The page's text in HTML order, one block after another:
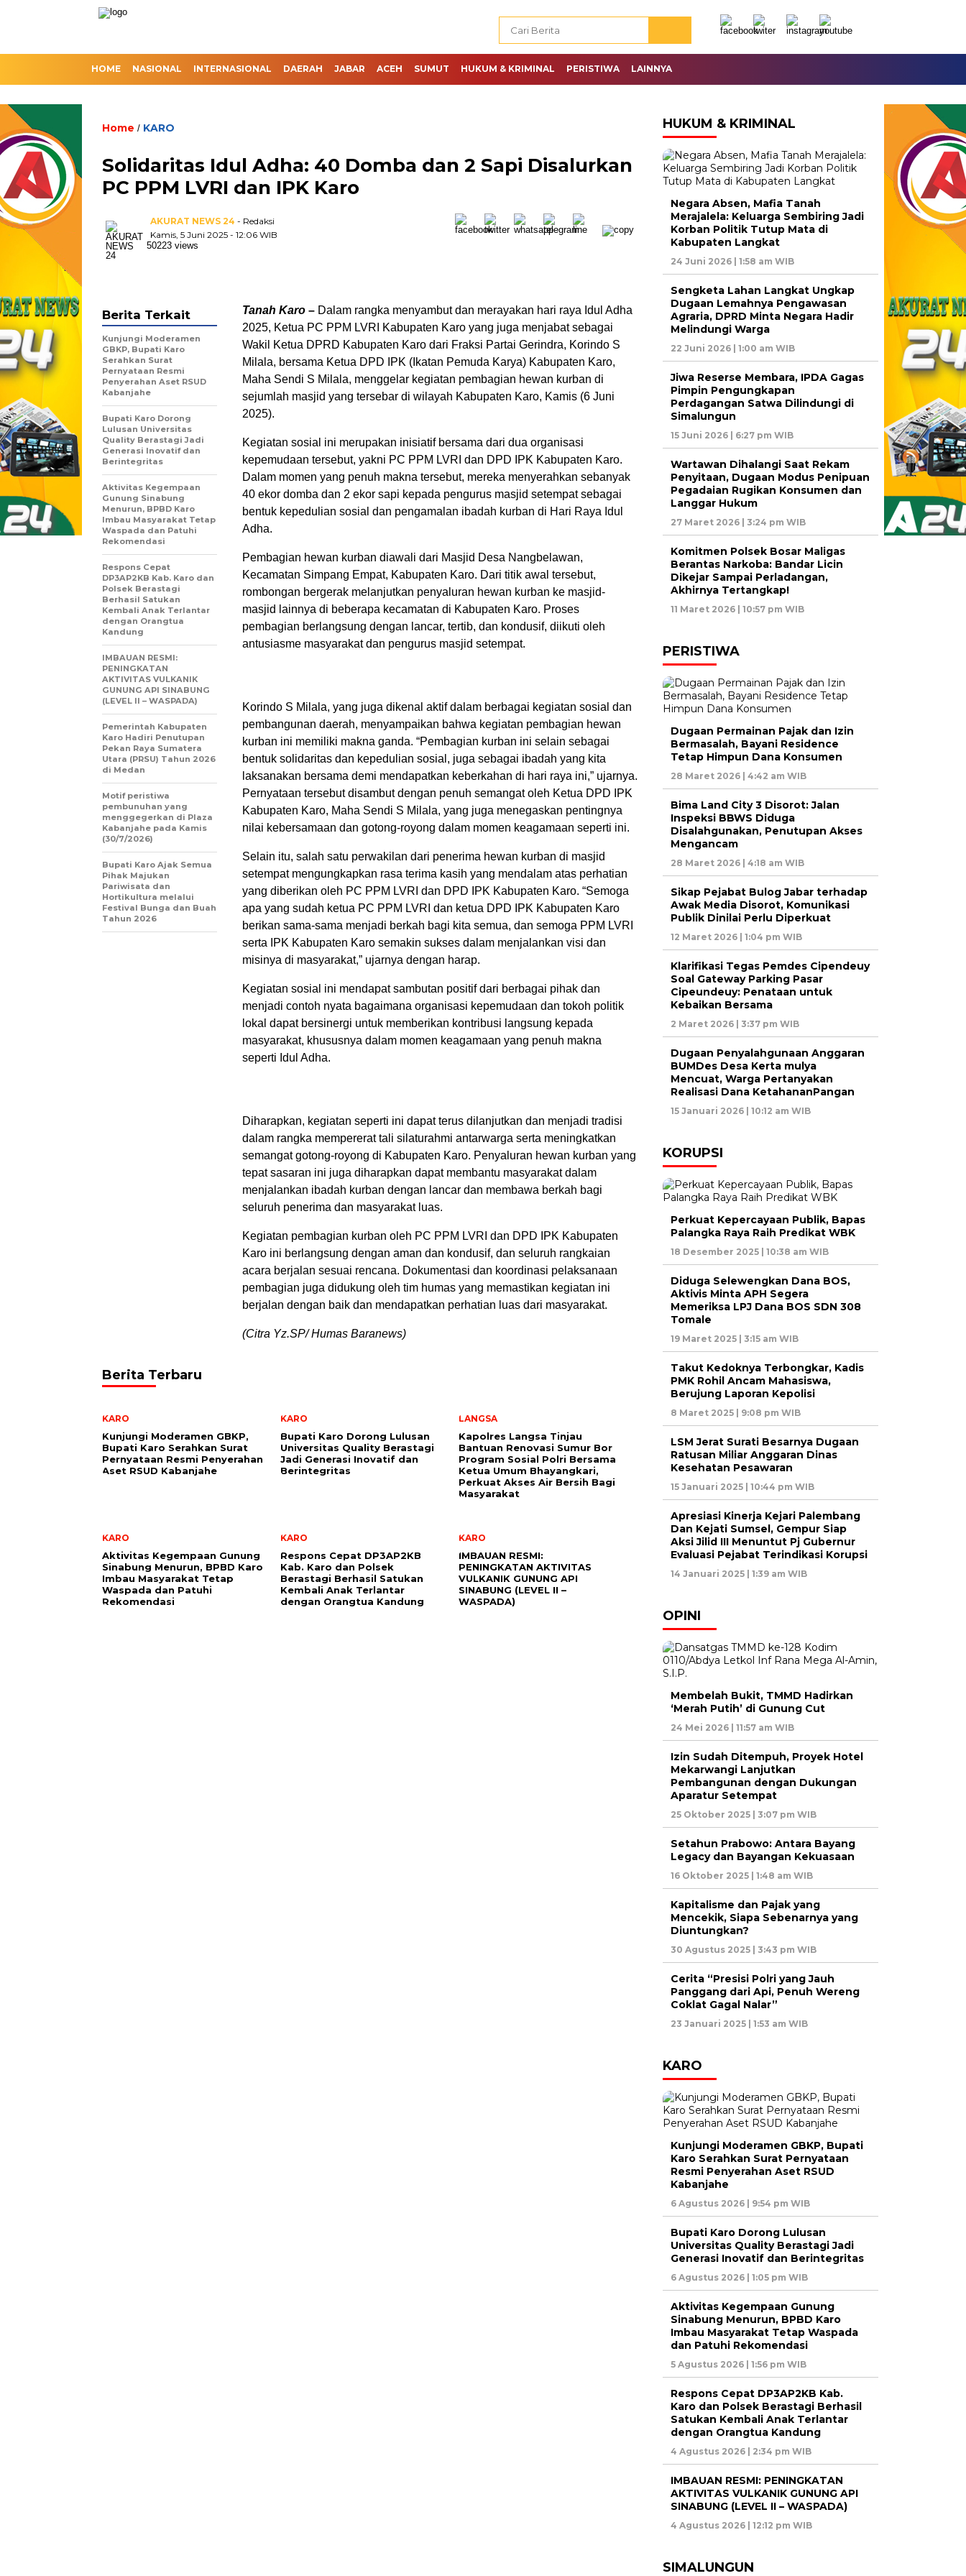
HOME NASIONAL INTERNASIONAL DAERAH JABAR ACEH SUMUT HUKUM & KRIMINAL PERISTIWA LAINNYA
Home / KARO
Solidaritas Idul Adha: 40 Domba dan 2 Sapi Disalurkan
PC PPM LVRI dan IPK Karo
AKURAT NEWS 24 - Redaksi
Kamis, 5 Juni 2025 - 12:06 WIB
50223 views
Tanah Karo – Dalam rangka menyambut dan merayakan hari raya Idul Adha
2025, Ketua PC PPM LVRI Kabupaten Karo yang juga menjabat sebagai
Wakil Ketua DPRD Kabupaten Karo dari Fraksi Partai Gerindra, Korindo S
Milala, bersama Ketua DPD IPK (Ikatan Pemuda Karya) Kabupaten Karo,
Maha Sendi S Milala, menggelar kegiatan pembagian hewan kurban di
sejumlah masjid yang tersebar di wilayah Kabupaten Karo, Kamis (6 Juni
2025).
Kegiatan sosial ini merupakan inisiatif bersama dari dua organisasi
kepemudaan tersebut, yakni PC PPM LVRI dan DPD IPK Kabupaten Karo.
Dalam momen yang penuh makna tersebut, mereka menyerahkan sebanyak
40 ekor domba dan 2 ekor sapi kepada pengurus masjid setempat sebagai
bentuk kepedulian sosial dan pengamalan ibadah kurban di Hari Raya Idul
Adha.
Pembagian hewan kurban diawali dari Masjid Desa Nangbelawan,
Kecamatan Simpang Empat, Kabupaten Karo. Dari titik awal tersebut,
rombongan bergerak melanjutkan penyaluran hewan kurban ke masjid-
masjid lainnya di beberapa kecamatan di Kabupaten Karo. Proses
pembagian berlangsung dengan lancar, tertib, dan kondusif, diikuti oleh
antusiasme masyarakat dan pengurus masjid setempat.
Korindo S Milala, yang juga dikenal aktif dalam berbagai kegiatan sosial dan
pembangunan daerah, menyampaikan bahwa kegiatan pembagian hewan
kurban ini memiliki makna ganda. “Pembagian kurban ini selain sebagai
bentuk solidaritas dan kepedulian sosial, juga sebagai ibadah yang kita
laksanakan bersama demi mendapatkan keberkahan di hari raya ini,” ujarnya.
Pernyataan tersebut disambut dengan penuh semangat oleh Ketua DPD IPK
Kabupaten Karo, Maha Sendi S Milala, yang juga menegaskan pentingnya
nilai kebersamaan dan gotong-royong dalam momen keagamaan seperti ini.
Selain itu, salah satu perwakilan dari penerima hewan kurban di masjid
setempat mengungkapkan rasa terima kasih yang mendalam atas perhatian
yang diberikan oleh PC PPM LVRI dan DPD IPK Kabupaten Karo. “Semoga
apa yang sudah ketua PC PPM LVRI dan ketua DPD IPK Kabupaten Karo
berikan sama-sama menjadi berkah bagi kita semua, dan semoga PPM LVRI
serta IPK Kabupaten Karo semakin sukses dalam menjalankan visi dan
misinya di masyarakat,” ujarnya dengan harap.
Kegiatan sosial ini mendapat sambutan positif dari berbagai pihak dan
menjadi contoh nyata bagaimana organisasi kepemudaan dan tokoh politik
lokal dapat bersinergi untuk memberikan kontribusi langsung kepada
masyarakat, khususnya dalam momen keagamaan yang penuh makna
seperti Idul Adha.
Diharapkan, kegiatan seperti ini dapat terus dilanjutkan dan menjadi tradisi
dalam rangka mempererat tali silaturahmi antarwarga serta meningkatkan
semangat gotong-royong di Kabupaten Karo. Penyaluran hewan kurban yang
tepat sasaran ini juga diharapkan dapat membantu masyarakat dalam
menjalankan ibadah kurban dengan lancar dan membawa berkah bagi
seluruh penerima dan masyarakat luas.
Kegiatan pembagian kurban oleh PC PPM LVRI dan DPD IPK Kabupaten
Karo ini berlangsung dengan aman dan kondusif, dan seluruh rangkaian
acara berjalan sesuai rencana. Dokumentasi dan koordinasi pelaksanaan
pembagian juga didukung oleh tim humas yang memastikan kegiatan ini
berjalan dengan baik dan mendapatkan perhatian luas dari masyarakat.
(Citra Yz.SP/ Humas Baranews)
Berita Terkait
Kunjungi Moderamen
GBKP, Bupati Karo
Serahkan Surat
Pernyataan Resmi
Penyerahan Aset RSUD
Kabanjahe
Bupati Karo Dorong
Lulusan Universitas
Quality Berastagi Jadi
Generasi Inovatif dan
Berintegritas
Aktivitas Kegempaan
Gunung Sinabung
Menurun, BPBD Karo
Imbau Masyarakat Tetap
Waspada dan Patuhi
Rekomendasi
Respons Cepat
DP3AP2KB Kab. Karo dan
Polsek Berastagi
Berhasil Satukan
Kembali Anak Terlantar
dengan Orangtua
Kandung
IMBAUAN RESMI:
PENINGKATAN
AKTIVITAS VULKANIK
GUNUNG API SINABUNG
(LEVEL II – WASPADA)
Pemerintah Kabupaten
Karo Hadiri Penutupan
Pekan Raya Sumatera
Utara (PRSU) Tahun 2026
di Medan
Motif peristiwa
pembunuhan yang
menggegerkan di Plaza
Kabanjahe pada Kamis
(30/7/2026)
Bupati Karo Ajak Semua
Pihak Majukan
Pariwisata dan
Hortikultura melalui
Festival Bunga dan Buah
Tahun 2026
Berita Terbaru
KARO
Kunjungi Moderamen GBKP,
Bupati Karo Serahkan Surat
Pernyataan Resmi Penyerahan
Aset RSUD Kabanjahe
KARO
Bupati Karo Dorong Lulusan
Universitas Quality Berastagi
Jadi Generasi Inovatif dan
Berintegritas
LANGSA
Kapolres Langsa Tinjau
Bantuan Renovasi Sumur Bor
Program Sosial Polri Bersama
Ketua Umum Bhayangkari,
Perkuat Akses Air Bersih Bagi
Masyarakat
KARO
Aktivitas Kegempaan Gunung
Sinabung Menurun, BPBD Karo
Imbau Masyarakat Tetap
Waspada dan Patuhi
Rekomendasi
KARO
Respons Cepat DP3AP2KB
Kab. Karo dan Polsek
Berastagi Berhasil Satukan
Kembali Anak Terlantar
dengan Orangtua Kandung
KARO
IMBAUAN RESMI:
PENINGKATAN AKTIVITAS
VULKANIK GUNUNG API
SINABUNG (LEVEL II –
WASPADA)
HUKUM & KRIMINAL
Negara Absen, Mafia Tanah
Merajalela: Keluarga Sembiring Jadi
Korban Politik Tutup Mata di
Kabupaten Langkat
24 Juni 2026 | 1:58 am WIB
Sengketa Lahan Langkat Ungkap
Dugaan Lemahnya Pengawasan
Agraria, DPRD Minta Negara Hadir
Melindungi Warga
22 Juni 2026 | 1:00 am WIB
Jiwa Reserse Membara, IPDA Gagas
Pimpin Pengungkapan
Perdagangan Satwa Dilindungi di
Simalungun
15 Juni 2026 | 6:27 pm WIB
Wartawan Dihalangi Saat Rekam
Penyitaan, Dugaan Modus Penipuan
Pegadaian Rugikan Konsumen dan
Langgar Hukum
27 Maret 2026 | 3:24 pm WIB
Komitmen Polsek Bosar Maligas
Berantas Narkoba: Bandar Licin
Dikejar Sampai Perladangan,
Akhirnya Tertangkap!
11 Maret 2026 | 10:57 pm WIB
PERISTIWA
Dugaan Permainan Pajak dan Izin
Bermasalah, Bayani Residence
Tetap Himpun Dana Konsumen
28 Maret 2026 | 4:42 am WIB
Bima Land City 3 Disorot: Jalan
Inspeksi BBWS Diduga
Disalahgunakan, Penutupan Akses
Mengancam
28 Maret 2026 | 4:18 am WIB
Sikap Pejabat Bulog Jabar terhadap
Awak Media Disorot, Komunikasi
Publik Dinilai Perlu Diperkuat
12 Maret 2026 | 1:04 pm WIB
Klarifikasi Tegas Pemdes Cipendeuy
Soal Gateway Parking Pasar
Cipeundeuy: Penataan untuk
Kebaikan Bersama
2 Maret 2026 | 3:37 pm WIB
Dugaan Penyalahgunaan Anggaran
BUMDes Desa Kerta mulya
Mencuat, Warga Pertanyakan
Realisasi Dana KetahananPangan
15 Januari 2026 | 10:12 am WIB
KORUPSI
Perkuat Kepercayaan Publik, Bapas
Palangka Raya Raih Predikat WBK
18 Desember 2025 | 10:38 am WIB
Diduga Selewengkan Dana BOS,
Aktivis Minta APH Segera
Memeriksa LPJ Dana BOS SDN 308
Tomale
19 Maret 2025 | 3:15 am WIB
Takut Kedoknya Terbongkar, Kadis
PMK Rohil Ancam Mahasiswa,
Berujung Laporan Kepolisi
8 Maret 2025 | 9:08 pm WIB
LSM Jerat Surati Besarnya Dugaan
Ratusan Miliar Anggaran Dinas
Kesehatan Pesawaran
15 Januari 2025 | 10:44 pm WIB
Apresiasi Kinerja Kejari Palembang
Dan Kejati Sumsel, Gempur Siap
Aksi Jilid III Menuntut Pj Gubernur
Evaluasi Pejabat Terindikasi Korupsi
14 Januari 2025 | 1:39 am WIB
OPINI
Membelah Bukit, TMMD Hadirkan
‘Merah Putih’ di Gunung Cut
24 Mei 2026 | 11:57 am WIB
Izin Sudah Ditempuh, Proyek Hotel
Mekarwangi Lanjutkan
Pembangunan dengan Dukungan
Aparatur Setempat
25 Oktober 2025 | 3:07 pm WIB
Setahun Prabowo: Antara Bayang
Legacy dan Bayangan Kekuasaan
16 Oktober 2025 | 1:48 am WIB
Kapitalisme dan Pajak yang
Mencekik, Siapa Sebenarnya yang
Diuntungkan?
30 Agustus 2025 | 3:43 pm WIB
Cerita “Presisi Polri yang Jauh
Panggang dari Api, Penuh Wereng
Coklat Gagal Nalar”
23 Januari 2025 | 1:53 am WIB
KARO
Kunjungi Moderamen GBKP, Bupati
Karo Serahkan Surat Pernyataan
Resmi Penyerahan Aset RSUD
Kabanjahe
6 Agustus 2026 | 9:54 pm WIB
Bupati Karo Dorong Lulusan
Universitas Quality Berastagi Jadi
Generasi Inovatif dan Berintegritas
6 Agustus 2026 | 1:05 pm WIB
Aktivitas Kegempaan Gunung
Sinabung Menurun, BPBD Karo
Imbau Masyarakat Tetap Waspada
dan Patuhi Rekomendasi
5 Agustus 2026 | 1:56 pm WIB
Respons Cepat DP3AP2KB Kab.
Karo dan Polsek Berastagi Berhasil
Satukan Kembali Anak Terlantar
dengan Orangtua Kandung
4 Agustus 2026 | 2:34 pm WIB
IMBAUAN RESMI: PENINGKATAN
AKTIVITAS VULKANIK GUNUNG API
SINABUNG (LEVEL II – WASPADA)
4 Agustus 2026 | 12:12 pm WIB
SIMALUNGUN